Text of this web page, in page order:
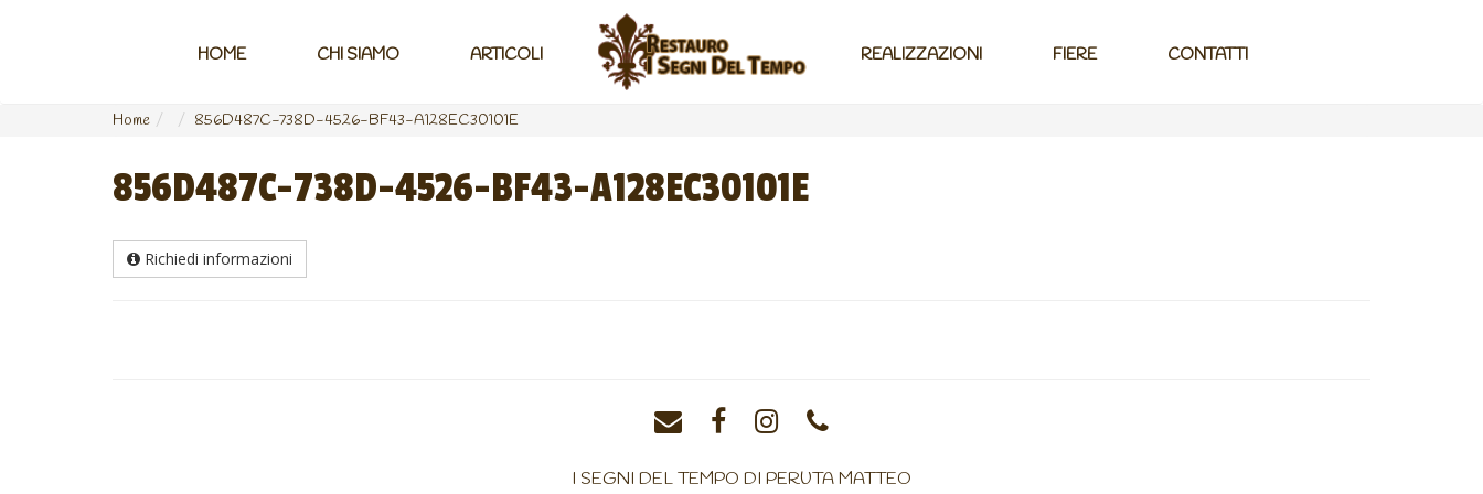
HOME CHI SIAMO ARTICOLI REALIZZAZIONI FIERE CONTATTI
Home 856D487C-738D-4526-BF43-A128EC30101E
856D487C-738D-4526-BF43-A128EC30101E
Richiedi informazioni
I SEGNI DEL TEMPO DI PERUTA MATTEO